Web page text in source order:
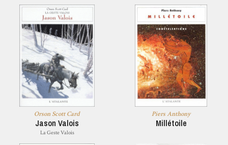
Orson Scott Card
Jason Valois
La Geste Valois
Piers Anthony
Millétoile